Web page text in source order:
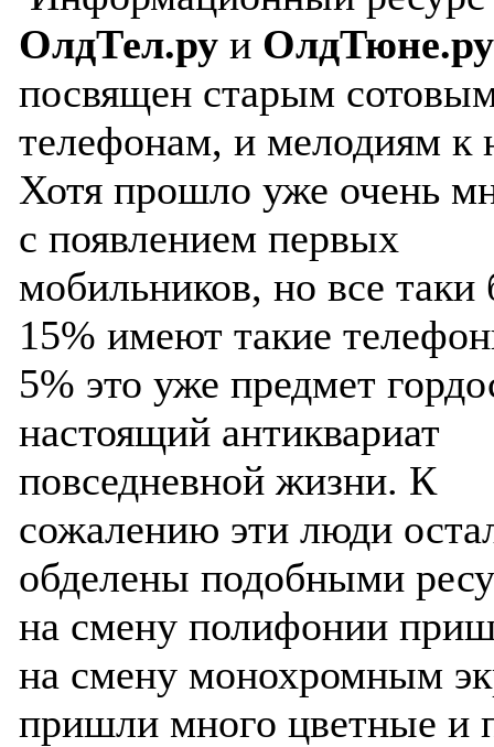
ОлдТел.ру и ОлдТюне.ру
посвящен старым
телефонам, и мелодиям к
Хотя прошло уже очень
с появлением первых
мобильников, но все таки
15% имеют такие
5% это уже предмет
настоящий антиквариат
повседневной жизни. К
сожалению эти люди
обделены подобными
на смену полифонии
на смену монохромным
пришли много цветные и